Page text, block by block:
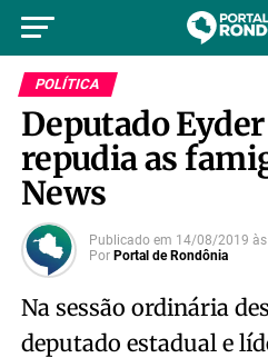
POLÍTICA
Deputado
repudia as
News
Publicado em 14/08/2019 às
Por Portal de Rondônia
Na sessão ordinária
deputado estadual e